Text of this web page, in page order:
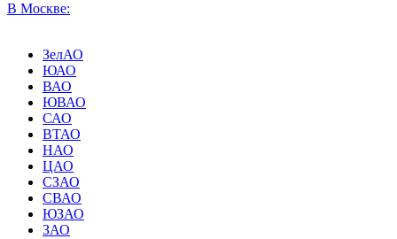
В Москве:
ЗелАО
ЮАО
ВАО
ЮВАО
САО
ВТАО
НАО
ЦАО
СЗАО
СВАО
ЮЗАО
ЗАО